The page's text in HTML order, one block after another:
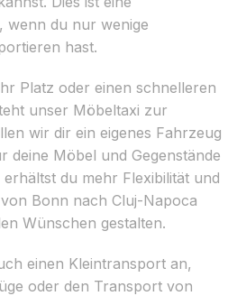
wenn du nur wenige
hast.
Platz oder einen schnelleren
unser Möbeltaxi zur
wir dir ein eigenes Fahrzeug
deine Möbel und Gegenstände
du mehr Flexibilität und
Bonn nach Cluj-Napoca
Wünschen gestalten.
einen Kleintransport an,
oder den Transport von